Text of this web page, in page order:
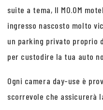
suite a tema, Il MO.OM
ingresso nascosto molto
un parking privato proprio
per custodire la tua auto
Ogni camera day-use è
scorrevole che assicurerà